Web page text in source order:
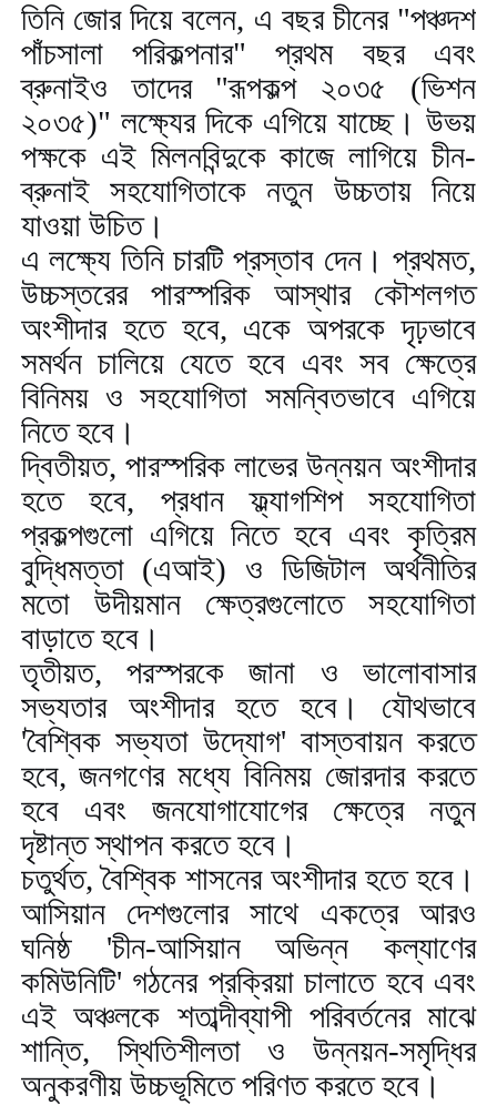
তিনি জোর দিয়ে বলেন, এ বছর চীনের "পঞ্চদশ
পাঁচসালা পরিকল্পনার" প্রথম বছর এবং
ব্রুনাইও তাদের "রূপকল্প ২০৩৫ (ভিশন
২০৩৫)" লক্ষ্যের দিকে এগিয়ে যাচ্ছে। উভয়
পক্ষকে এই মিলনবিন্দুকে কাজে লাগিয়ে চীন-
ব্রুনাই সহযোগিতাকে নতুন উচ্চতায় নিয়ে
যাওয়া উচিত।
এ লক্ষ্যে তিনি চারটি প্রস্তাব দেন। প্রথমত,
উচ্চস্তরের পারস্পরিক আস্থার কৌশলগত
অংশীদার হতে হবে, একে অপরকে দৃঢ়ভাবে
সমর্থন চালিয়ে যেতে হবে এবং সব ক্ষেত্রে
বিনিময় ও সহযোগিতা সমন্বিতভাবে এগিয়ে
নিতে হবে।
দ্বিতীয়ত, পারস্পরিক লাভের উন্নয়ন অংশীদার
হতে হবে, প্রধান ফ্ল্যাগশিপ সহযোগিতা
প্রকল্পগুলো এগিয়ে নিতে হবে এবং কৃত্রিম
বুদ্ধিমত্তা (এআই) ও ডিজিটাল অর্থনীতির
মতো উদীয়মান ক্ষেত্রগুলোতে সহযোগিতা
বাড়াতে হবে।
তৃতীয়ত,পরস্পরকে জানা ও ভালোবাসার
সভ্যতার অংশীদার হতে হবে। যৌথভাবে
'বৈশ্বিক সভ্যতা উদ্যোগ'বাস্তবায়ন করতে
হবে,জনগণের মধ্যে বিনিময় জোরদার করতে
হবে এবং জনযোগাযোগের ক্ষেত্রে নতুন
দৃষ্টান্ত স্থাপন করতে হবে।
চতুর্থত,বৈশ্বিক শাসনের অংশীদার হতে হবে।
আসিয়ান দেশগুলোর সাথে একত্রে আরও
ঘনিষ্ঠ 'চীন-আসিয়ান অভিন্ন কল্যাণের
কমিউনিটি' গঠনের প্রক্রিয়া চালাতে হবে এবং
এই অঞ্চলকে শতাব্দীব্যাপী পরিবর্তনের মাঝে
শান্তি, স্থিতিশীলতা ও উন্নয়ন-সমৃদ্ধির
অনুকরণীয় উচ্চভূমিতে পরিণত করতে হবে।